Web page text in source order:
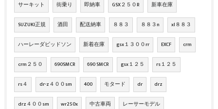
サーキット 街乗り 即納車 GSX２５０R 新車在庫
SUZUKI正規 酒田 配送納車 ８８３ ８８３n xl８８３
ハーレーダビッドソン 新着在庫 gsx１３００rr EXCF crm
crm２５０ 690SMCR 690 SMCR gsx１２５ rs１２５
rs４ dr-z４００sm 400 モタード dr drz
drz４００sm wr250x 中古車両 レーサーモデル